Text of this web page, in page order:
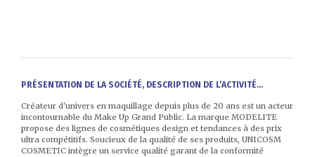
PRÉSENTATION DE LA SOCIÉTÉ, DESCRIPTION DE L’ACTIVITÉ...
Créateur d'univers en maquillage depuis plus de 20 ans est un acteur
incontournable du Make Up Grand Public. La marque MODELITE
propose des lignes de cosmétiques design et tendances à des prix
ultra compétitifs. Soucieux de la qualité de ses produits, UNICOSM
COSMETIC intègre un service qualité garant de la conformité